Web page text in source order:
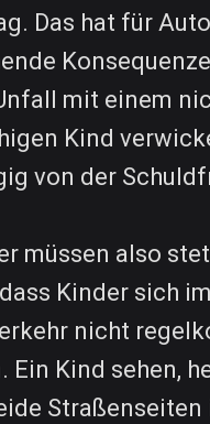
Das hat für
mit einem
Kind
von der
müssen also
Kinder sich im
nicht
Ein Kind sehen,
Straßenseiten